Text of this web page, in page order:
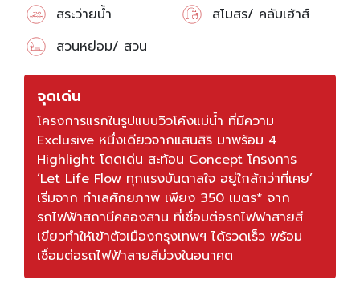
สระว่ายน้ำ
สโมสร/ คลับเฮ้าส์
สวนหย่อม/ สวน
จุดเด่น
โครงการแรกในรูปแบบวิวโค้งแม่น้ำ ที่มีความ
Exclusive หนึ่งเดียวจากแสนสิริ มาพร้อม 4
Highlight โดดเด่น สะท้อน Concept โครงการ
‘Let Life Flow ทุกแรงบันดาลใจ อยู่ใกล้กว่าที่เคย’
เริ่มจาก ทำเลศักยภาพ เพียง 350 เมตร* จาก
รถไฟฟ้าสถานีคลองสาน ที่เชื่อมต่อรถไฟฟาสายสี
เขียวทำให้เข้าตัวเมืองกรุงเทพฯ ได้รวดเร็ว พร้อม
เชื่อมต่อรถไฟฟ้าสายสีม่วงในอนาคต